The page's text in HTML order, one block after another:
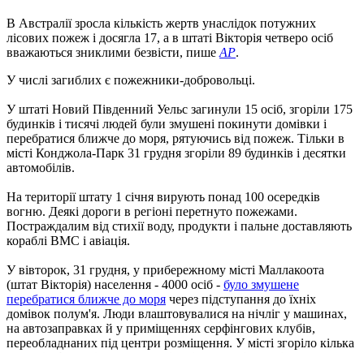
В Австралії зросла кількість жертв унаслідок потужних
лісових пожеж і досягла 17, а в штаті Вікторія четверо осіб
вважаються зниклими безвісти, пише AР.
У числі загиблих є пожежники-добровольці.
У штаті Новий Південний Уельс загинули 15 осіб, згоріли 175
будинків і тисячі людей були змушені покинути домівки і
перебратися ближче до моря, рятуючись від пожеж. Тільки в
місті Конджола-Парк 31 грудня згоріли 89 будинків і десятки
автомобілів.
На території штату 1 січня вирують понад 100 осередків
вогню. Деякі дороги в регіоні перетнуто пожежами.
Постраждалим від стихії воду, продукти і пальне доставляють
кораблі ВМС і авіація.
У вівторок, 31 грудня, у прибережному місті Маллакоота
(штат Вікторія) населення - 4000 осіб - було змушене
перебратися ближче до моря через підступання до їхніх
домівок полум'я. Люди влаштовувалися на нічліг у машинах,
на автозаправках й у приміщеннях серфінгових клубів,
переобладнаних під центри розміщення. У місті згоріло кілька